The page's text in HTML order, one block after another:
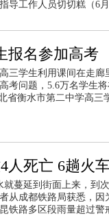
导工作人员切切糕（6月
报名参加高考
三学生利用课间在走廊
考问题，5.6万名学生
衡水市第二中学高三
人死亡 6趟火
蔓延到街面上来，到
从成都铁路局获悉，因
铁路多区段雨量超过警